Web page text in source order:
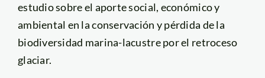
estudio sobre el aporte social, económico y
ambiental en la conservación y pérdida de la
biodiversidad marina-lacustre por el retroceso
glaciar.